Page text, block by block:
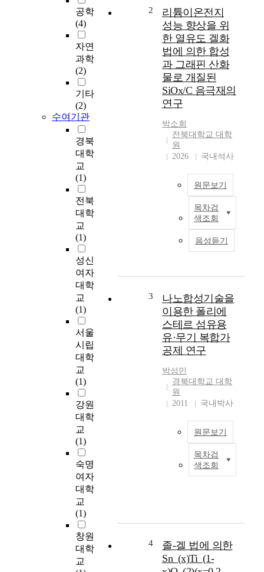
공학
(4)
자연
과학
(2)
기타
(2)
수여기관
경북
대학
교
(1)
전북
대학
교
(1)
성신
여자
대학
교
(1)
서울
시립
대학
교
(1)
강원
대학
교
(1)
숙명
여자
대학
교
(1)
창원
대학
교
합
2
리튬이온전지
성능 향상을 위
한 열유도 겔화
법에 의한 합성
과 그래핀 산화
물로 개질된
SiOx/C 음극재의
연구
박소희
전북대학교 대학
원
2026
국내석사
원문보기
목차검
색조회
음성듣기
3
나노합성기술을
이용한 폴리에
스테르 섬유용
유·무기 복합가
공제 연구
박성민
경북대학교 대학
원
2011
국내박사
원문보기
목차검
색조회
4
졸-겔 법에 의한
Sn_(x)Ti_(1-